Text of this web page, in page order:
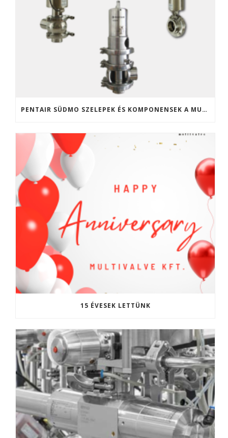
PENTAIR SÜDMO SZELEPEK ÉS KOMPONENSEK A MULTIVALVE KFT. KÍNÁLATÁBAN
15 ÉVESEK LETTÜNK